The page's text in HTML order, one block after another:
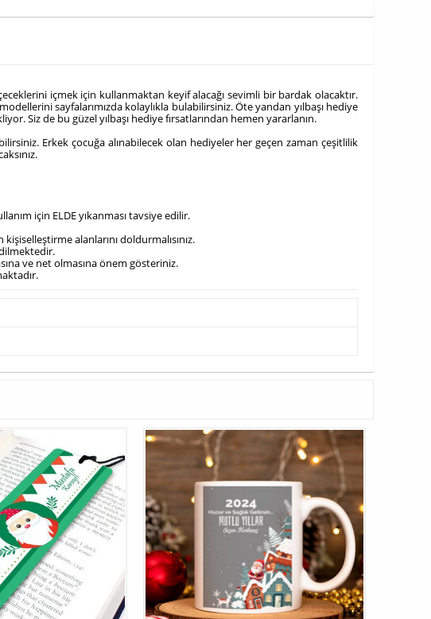
içmek için kullanmaktan keyif alacağı sevimli bir bardak olacaktır.
sayfalarımızda kolaylıkla bulabilirsiniz. Öte yandan yılbaşı hediye
Siz de bu güzel yılbaşı hediye fırsatlarından hemen yararlanın.
Erkek çocuğa alınabilecek olan hediyeler her geçen zaman çeşitlilik
için ELDE yıkanması tavsiye edilir.
alanlarını doldurmalısınız.
ve net olmasına önem gösteriniz.